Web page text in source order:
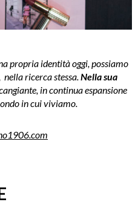
propria identità oggi, possiamo
ricerca stessa.Nella sua
in continua espansione
in cui viviamo.